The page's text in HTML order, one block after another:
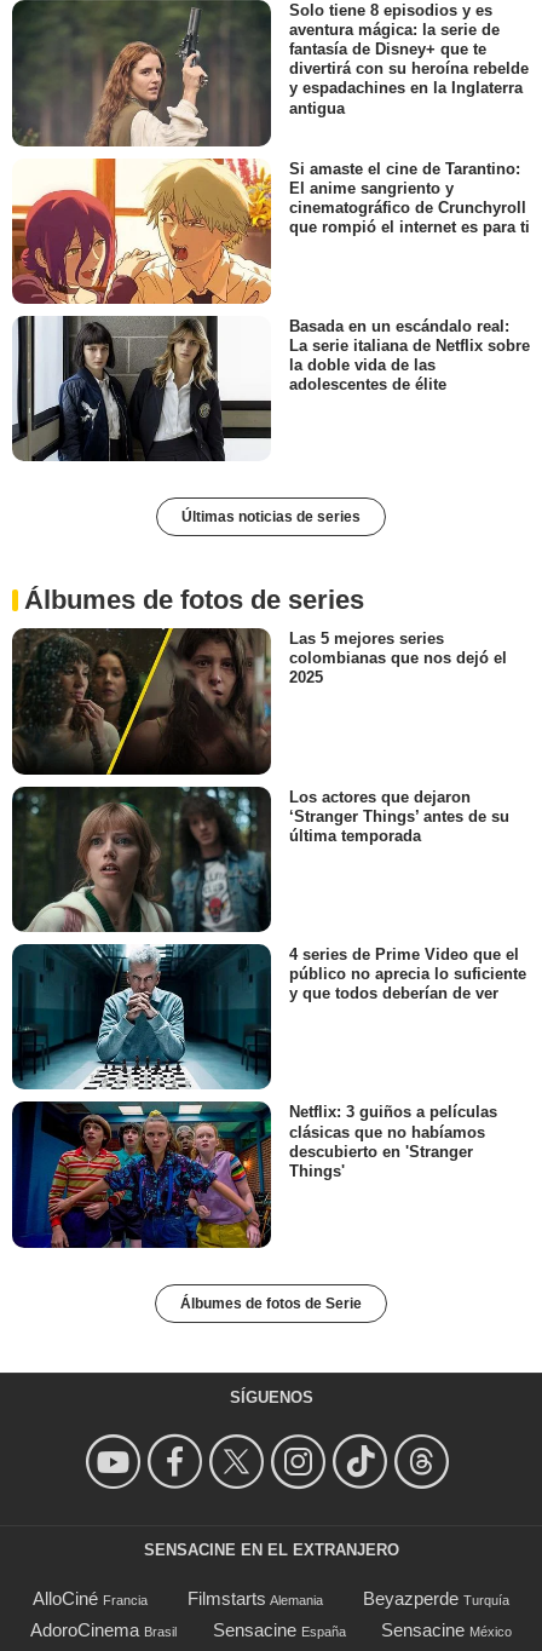
Solo tiene 8 episodios y es
aventura mágica: la serie de
fantasía de Disney+ que te
divertirá con su heroína rebelde
y espadachines en la Inglaterra
antigua
Si amaste el cine de Tarantino:
El anime sangriento y
cinematográfico de Crunchyroll
que rompió el internet es para ti
Basada en un escándalo real:
La serie italiana de Netflix sobre
la doble vida de las
adolescentes de élite
Últimas noticias de series
Álbumes de fotos de series
Las 5 mejores series
colombianas que nos dejó el
2025
Los actores que dejaron
‘Stranger Things’ antes de su
última temporada
4 series de Prime Video que el
público no aprecia lo suficiente
y que todos deberían de ver
Netflix: 3 guiños a películas
clásicas que no habíamos
descubierto en 'Stranger
Things'
Álbumes de fotos de Serie
SÍGUENOS
SENSACINE EN EL EXTRANJERO
AlloCiné Francia Filmstarts Alemania Beyazperde Turquía
AdoroCinema Brasil Sensacine España Sensacine México